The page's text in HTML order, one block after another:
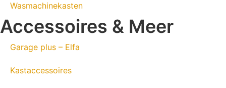
Wasmachinekasten
Accessoires & Meer
Garage plus – Elfa
Kastaccessoires